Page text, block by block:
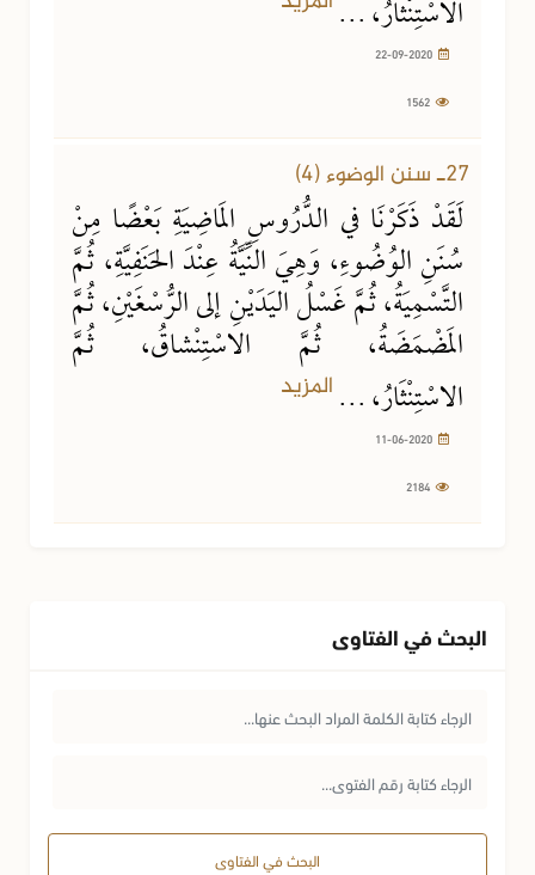
الاسْتِنْثَارُ، ...
27ـ سنن الوضوء (4)
لَقَدْ ذَكَرْنَا في الدُّرُوسِ المَاضِيَةِ بَعْضًا مِنْ
سُنَنِ الوُضُوءِ، وَهِيَ النِّيَّةُ عِنْدَ الحَنَفِيَّةِ، ثُمَّ
التَّسْمِيَةُ، ثُمَّ غَسْلُ اليَدَيْنِ إلى الرُّسْغَيْنِ، ثُمَّ
المَضْمَضَةُ، ثُمَّ الاسْتِنْشاقُ، ثُمَّ
الاسْتِنْثَارُ، ... المزيد
البحث في الفتاوى
البحث في الفتاوى